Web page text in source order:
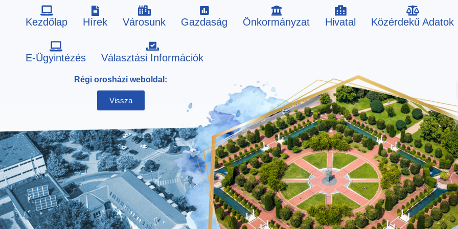
Kezdőlap Hírek Városunk Gazdaság Önkormányzat Hivatal Közérdekű Adatok
E-Ügyintézés Választási Információk
Régi orosházi weboldal:
Vissza